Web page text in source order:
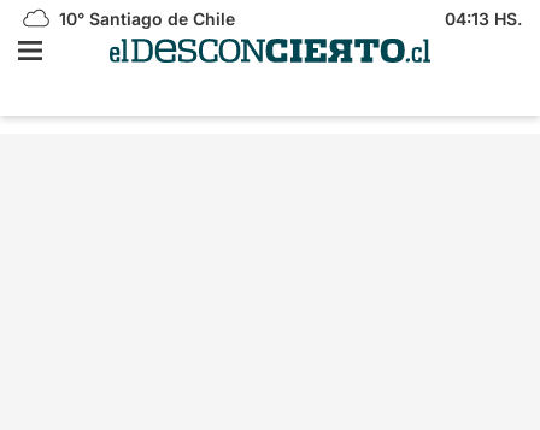
10° Santiago de Chile 04:13 HS.